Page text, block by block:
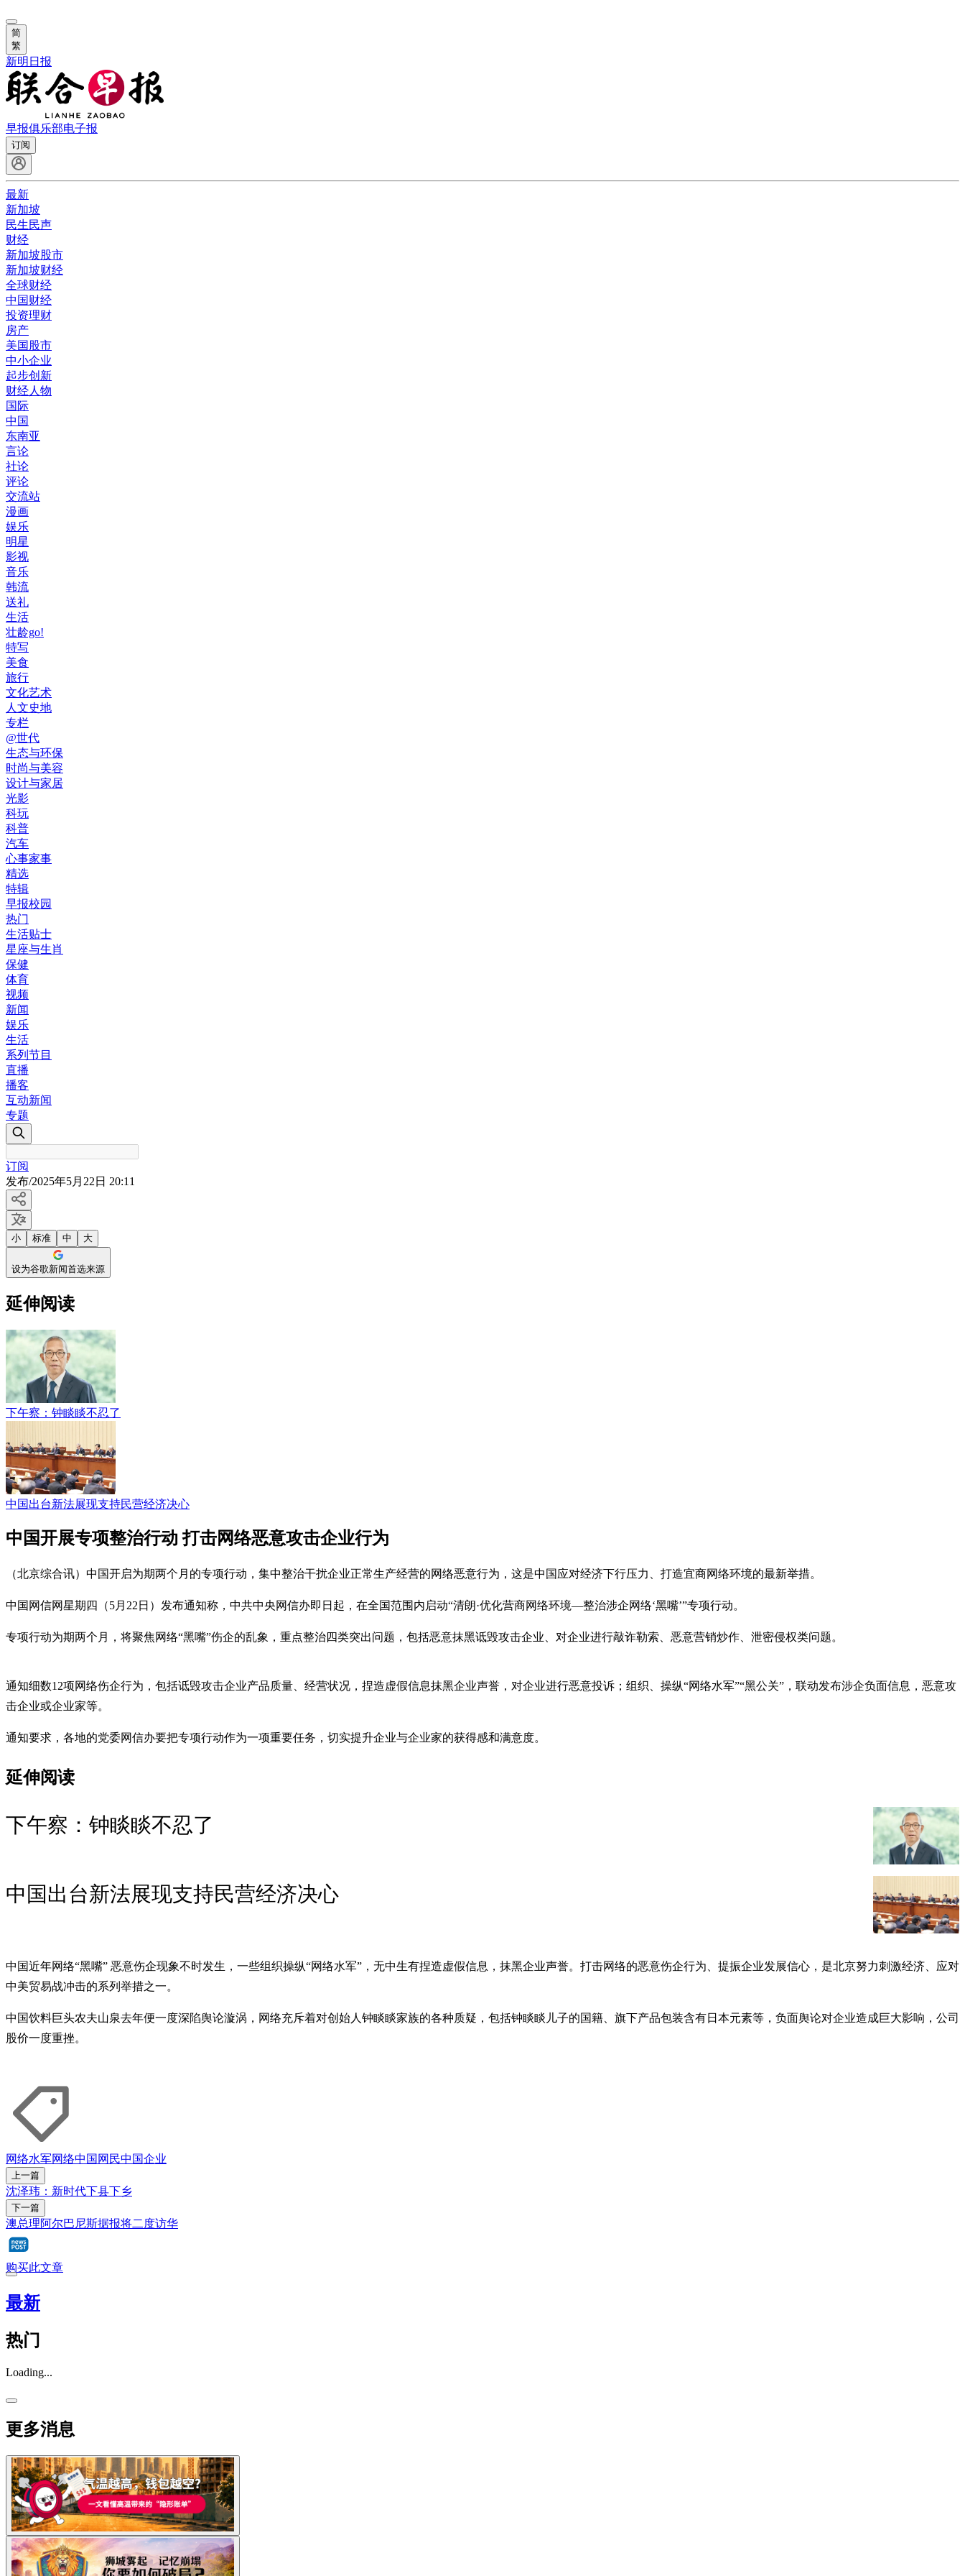
简
繁
新明日报
早报俱乐部电子报
订阅
最新
新加坡
民生民声
财经
新加坡股市
新加坡财经
全球财经
中国财经
投资理财
房产
美国股市
中小企业
起步创新
财经人物
国际
中国
东南亚
言论
社论
评论
交流站
漫画
娱乐
明星
影视
音乐
韩流
送礼
生活
壮龄go!
特写
美食
旅行
文化艺术
人文史地
专栏
@世代
生态与环保
时尚与美容
设计与家居
光影
科玩
科普
汽车
心事家事
精选
特辑
早报校园
热门
生活贴士
星座与生肖
保健
体育
视频
新闻
娱乐
生活
系列节目
直播
播客
互动新闻
专题
订阅
发布/2025年5月22日 20:11
小 标准 中 大
设为谷歌新闻首选来源
延伸阅读
下午察：钟睒睒不忍了
中国出台新法展现支持民营经济决心
中国开展专项整治行动 打击网络恶意攻击企业行为
（北京综合讯）中国开启为期两个月的专项行动，集中整治干扰企业正常生产经营的网络恶意行为，这是中国应对经济下行压力、打造宜商网络环境的最新举措。
中国网信网星期四（5月22日）发布通知称，中共中央网信办即日起，在全国范围内启动“清朗·优化营商网络环境—整治涉企网络‘黑嘴’”专项行动。
专项行动为期两个月，将聚焦网络“黑嘴”伤企的乱象，重点整治四类突出问题，包括恶意抹黑诋毁攻击企业、对企业进行敲诈勒索、恶意营销炒作、泄密侵权类问题。
通知细数12项网络伤企行为，包括诋毁攻击企业产品质量、经营状况，捏造虚假信息抹黑企业声誉，对企业进行恶意投诉；组织、操纵“网络水军”“黑公关”，联动发布涉企负面信息，恶意攻
击企业或企业家等。
通知要求，各地的党委网信办要把专项行动作为一项重要任务，切实提升企业与企业家的获得感和满意度。
延伸阅读
下午察：钟睒睒不忍了
中国出台新法展现支持民营经济决心
中国近年网络“黑嘴” 恶意伤企现象不时发生，一些组织操纵“网络水军”，无中生有捏造虚假信息，抹黑企业声誉。打击网络的恶意伤企行为、提振企业发展信心，是北京努力刺激经济、应对
中美贸易战冲击的系列举措之一。
中国饮料巨头农夫山泉去年便一度深陷舆论漩涡，网络充斥着对创始人钟睒睒家族的各种质疑，包括钟睒睒儿子的国籍、旗下产品包装含有日本元素等，负面舆论对企业造成巨大影响，公司
股价一度重挫。
网络水军网络中国网民中国企业
上一篇
沈泽玮：新时代下县下乡
下一篇
澳总理阿尔巴尼斯据报将二度访华
购买此文章
最新
热门
Loading...
更多消息